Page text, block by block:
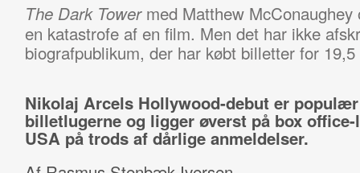
The Dark Towermed Matthew
en katastrofe af en film. Men det har ikke
biografpublikum, der har købt billetter for
Nikolaj Arcels Hollywood-debut er
billetlugerne og ligger øverst på box
USA på trods af dårlige anmeldelser.